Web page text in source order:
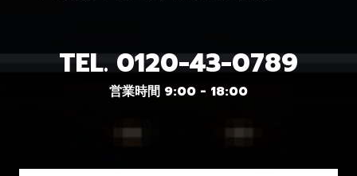
TEL. 0120-43-0789
営業時間 9:00 - 18:00